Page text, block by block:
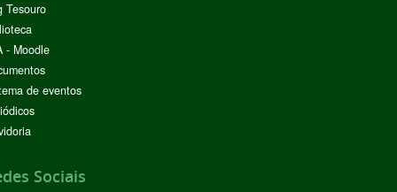
Tesouro
- Moodle
de eventos
Sociais